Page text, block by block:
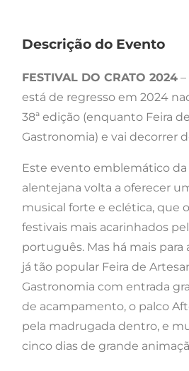
Descrição do Evento
FESTIVAL DO CRATO 2024
está de regresso em 2024
38ª edição (enquanto Feira
Gastronomia) e vai decorrer
Este evento emblemático da
alentejana volta a oferecer
musical forte e eclética, que
festivais mais acarinhados
português. Mas há mais para
já tão popular Feira de
Gastronomia com entrada
de acampamento, o palco
pela madrugada dentro, e
cinco dias de grande